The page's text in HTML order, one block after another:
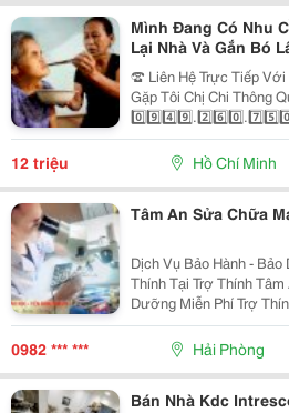
Mình Đang Có Nhu
Lại Nhà Và Gắn Bó
☎️ Liên Hệ Trực Tiếp Với
Gặp Tôi Chị Chi Thông
Vợ Chồng 2 Con Nhỏ,
Mẹ Đưa Rước, Bé Nhỏ
12 triệu Hồ Chí Minh
Tâm An Sửa Chữa
Dịch Vụ Bảo Hành -
Thính Tại Trợ Thính Tâm An - Dịch Vụ Bảo
Dưỡng Miễn Phí Trợ Thính Tâm An Tiến Hành Dịch Vụ
Bảo Dưỡng, Vệ Sinh
Tháng/1 Lần Đối Với
0982 *** *** Hải Phòng
Bán Nhà Kdc